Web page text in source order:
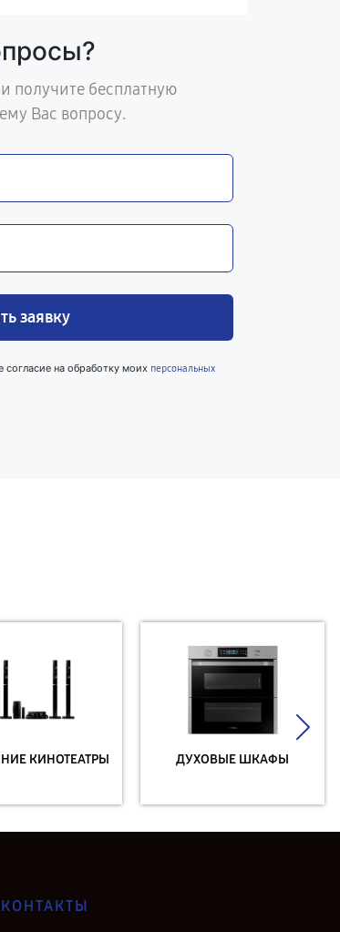
получите бесплатную
Вас вопросу.
заявку
на обработку моих персональных
КИНОТЕАТРЫ ДУХОВЫЕ ШКАФЫ
КОНТАКТЫ